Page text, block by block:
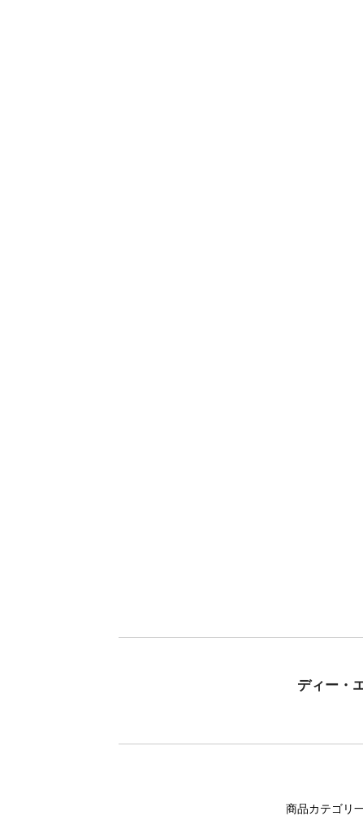
ディー・
商品カテゴリ